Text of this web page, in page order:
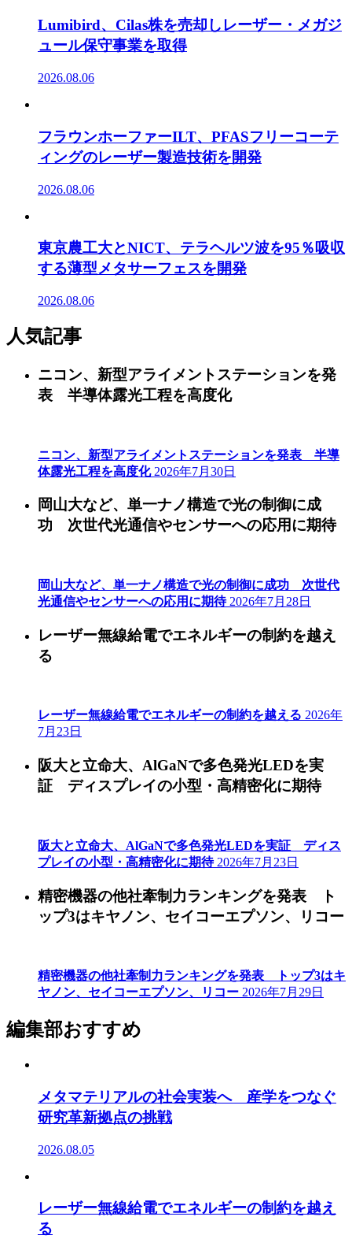
Lumibird、Cilas株を売却しレーザー・メガジ
ュール保守事業を取得
2026.08.06
フラウンホーファーILT、PFASフリーコーテ
ィングのレーザー製造技術を開発
2026.08.06
東京農工大とNICT、テラヘルツ波を95％吸収
する薄型メタサーフェスを開発
2026.08.06
人気記事
ニコン、新型アライメントステーションを発
表 半導体露光工程を高度化
ニコン、新型アライメントステーションを発表 半導
体露光工程を高度化 2026年7月30日
岡山大など、単一ナノ構造で光の制御に成
功 次世代光通信やセンサーへの応用に期待
岡山大など、単一ナノ構造で光の制御に成功 次世代
光通信やセンサーへの応用に期待 2026年7月28日
レーザー無線給電でエネルギーの制約を越え
る
レーザー無線給電でエネルギーの制約を越える 2026年
7月23日
阪大と立命大、AlGaNで多色発光LEDを実
証 ディスプレイの小型・高精密化に期待
阪大と立命大、AlGaNで多色発光LEDを実証 ディス
プレイの小型・高精密化に期待 2026年7月23日
精密機器の他社牽制力ランキングを発表 ト
ップ3はキヤノン、セイコーエプソン、リコー
精密機器の他社牽制力ランキングを発表 トップ3はキ
ヤノン、セイコーエプソン、リコー 2026年7月29日
編集部おすすめ
メタマテリアルの社会実装へ 産学をつなぐ
研究革新拠点の挑戦
2026.08.05
レーザー無線給電でエネルギーの制約を越え
る